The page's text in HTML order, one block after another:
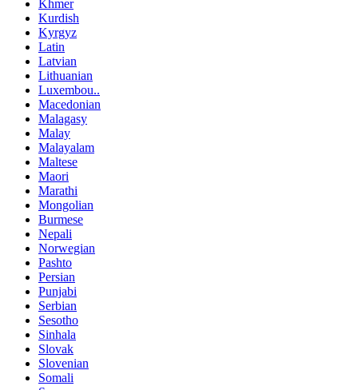
Khmer
Kurdish
Kyrgyz
Latin
Latvian
Lithuanian
Luxembou..
Macedonian
Malagasy
Malay
Malayalam
Maltese
Maori
Marathi
Mongolian
Burmese
Nepali
Norwegian
Pashto
Persian
Punjabi
Serbian
Sesotho
Sinhala
Slovak
Slovenian
Somali